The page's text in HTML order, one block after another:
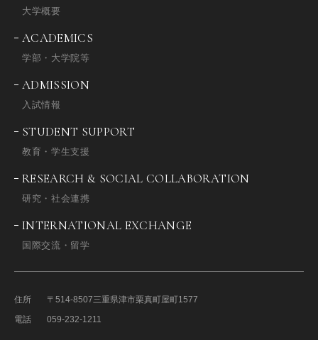
大学概要
ACADEMICS
学部・大学院等
ADMISSION
入試情報
STUDENT SUPPORT
教育・学生支援
RESEARCH & SOCIAL COLLABORATION
研究・社会連携
INTERNATIONAL EXCHANGE
国際交流・留学
住所 〒514-8507三重県津市栗真町屋町1577
電話
059-232-1211